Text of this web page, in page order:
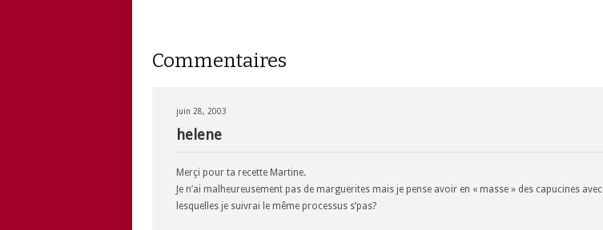
Commentaires
juin 28, 2003
helene
Merçi pour ta recette Martine.
Je n’ai malheureusement pas de marguerites mais je pense avoir en « masse » des capucines avec
lesquelles je suivrai le même processus s’pas?